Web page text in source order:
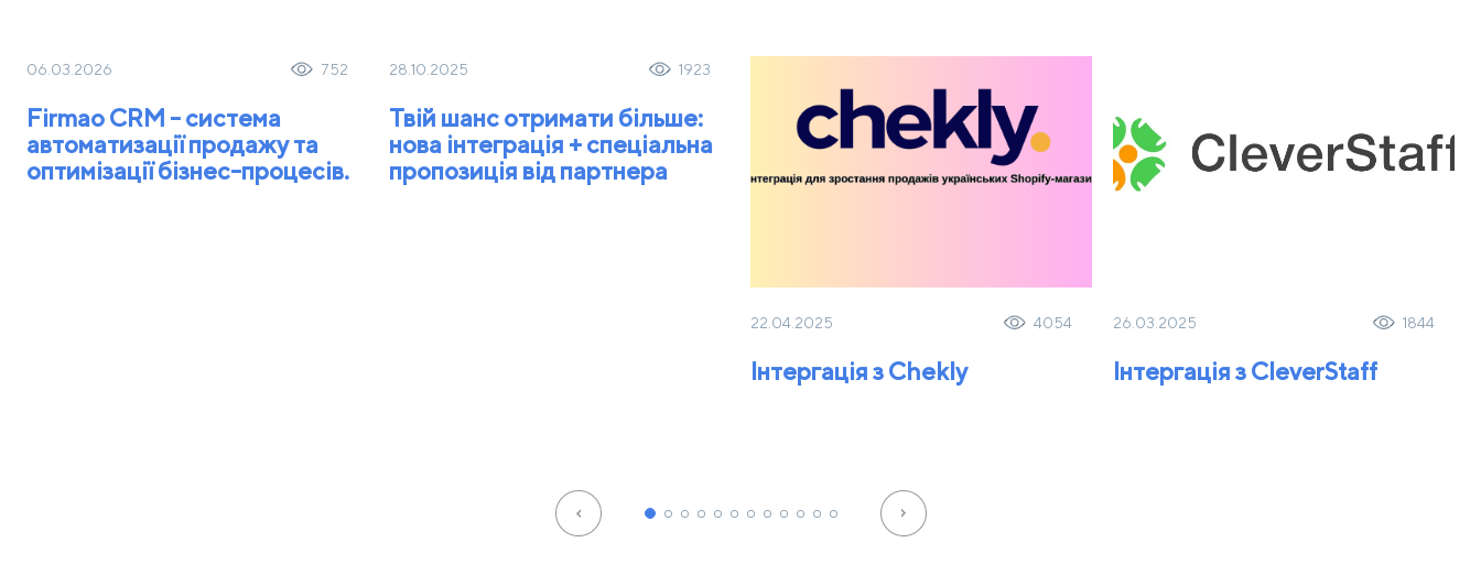
06.03.2026 752
Firmao CRM - система
автоматизації продажу та
оптимізації бізнес-процесів.
28.10.2025 1923
Твій шанс отримати більше:
нова інтеграція + спеціальна
пропозиція від партнера
22.04.2025 4054
Інтергація з Chekly
26.03.2025 1844
Інтергація з CleverStaff